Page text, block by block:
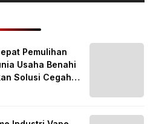
Pemulihan
Usaha Benahi
Solusi Cegah